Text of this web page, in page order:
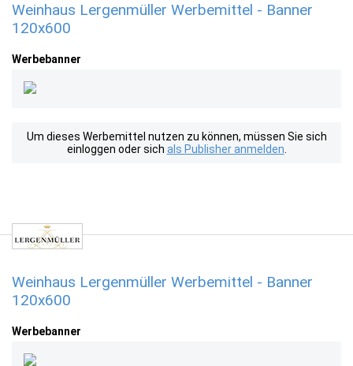
Weinhaus Lergenmüller Werbemittel - Banner
120x600
Werbebanner
Um dieses Werbemittel nutzen zu können, müssen Sie sich
einloggen oder sich als Publisher anmelden
Weinhaus Lergenmüller Werbemittel - Banner
120x600
Werbebanner